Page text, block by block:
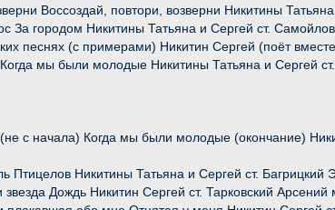
Воссоздай, повтори, возверни Никитины
За городом Никитины Татьяна и Сергей ст.
песнях (с примерами) Никитин Сергей (поёт
мы были молодые Никитины Татьяна и Сергей
с начала) Когда мы были молодые (окончание)
Птицелов Никитины Татьяна и Сергей ст. Багрицкий
Дождь Никитин Сергей ст. Тарковский Арсений